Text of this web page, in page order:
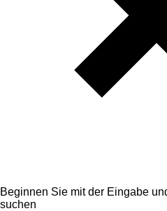
Beginnen Sie mit der Eingabe
suchen